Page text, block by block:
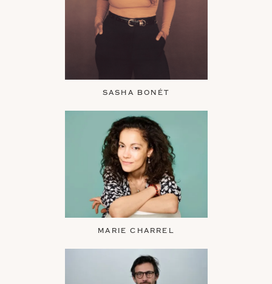
SASHA BONÉT
MARIE CHARREL